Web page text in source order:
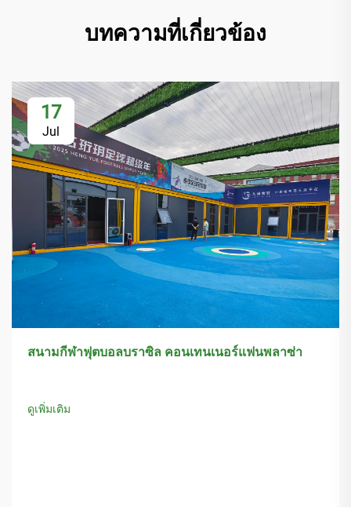
บทความที่เกี่ยวข้อง
17
Jul
สนามกีฬาฟุตบอลบราซิล คอนเทนเนอร์แฟนพลาซ่า
ดูเพิ่มเติม